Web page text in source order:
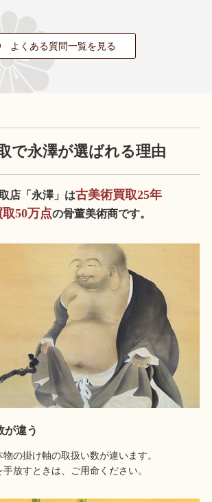
よくある質問一覧を見る
で永澤が選ばれる理由
店「永澤」は古美術買取25年
50万点の骨董美術商です。
が違う
の掛け軸の取扱い数が違います。
放すときは、ご用命ください。